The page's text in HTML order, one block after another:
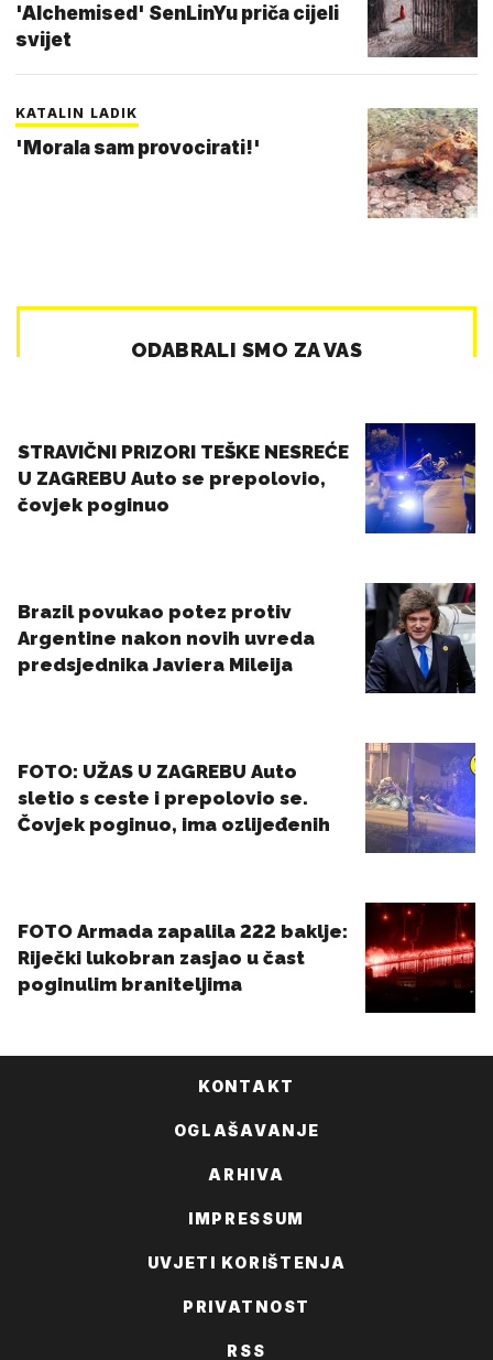
'Alchemised' SenLinYu priča cijeli
svijet
KATALIN LADIK
'Morala sam provocirati!'
KONTAKT
OGLAŠAVANJE
ARHIVA
IMPRESSUM
UVJETI KORIŠTENJA
PRIVATNOST
RSS